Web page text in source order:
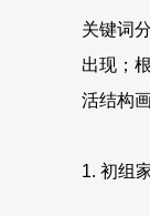
关键词
出现；
活结构
1. 初组